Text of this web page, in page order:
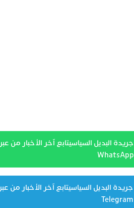
جريدة البديل السياسيتابع آخر الأخبار من عبر
WhatsApp
جريدة البديل السياسيتابع آخر الأخبار من عبر
Telegram